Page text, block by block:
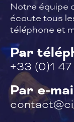
Notre équipe
écoute tous
téléphone et
Par
+33 (0)1
Par e-